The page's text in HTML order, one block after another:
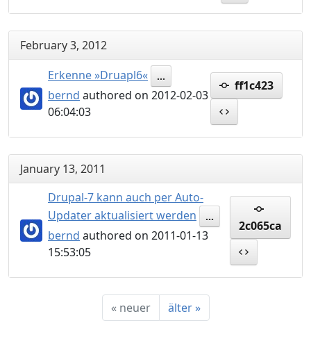
February 3, 2012
Erkenne »Druapl6«
...
bernd authored on 2012-02-03
06:04:03
ff1c423
January 13, 2011
Drupal-7 kann auch per Auto-
Updater aktualisiert werden
...
bernd authored on 2011-01-13
15:53:05
2c065ca
« neuer älter »